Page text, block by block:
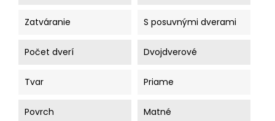
Zatváranie S posuvnými dverami
Počet dverí Dvojdverové
Tvar Priame
Povrch Matné